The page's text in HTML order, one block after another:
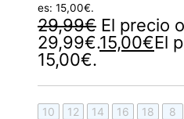
es: 15,00€.
29,99€ El precio
29,99€.15,00€El
15,00€.
10 12 14 16 18 8